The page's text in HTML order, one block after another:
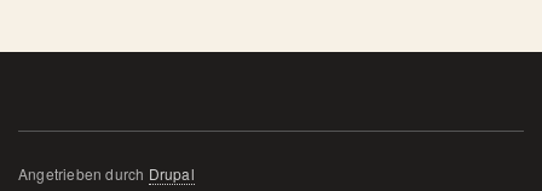
Angetrieben durch Drupal